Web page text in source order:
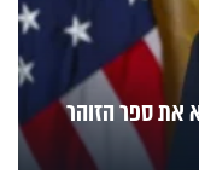
את ספר הזוהר